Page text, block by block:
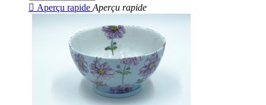
 Aperçu rapide Aperçu rapide